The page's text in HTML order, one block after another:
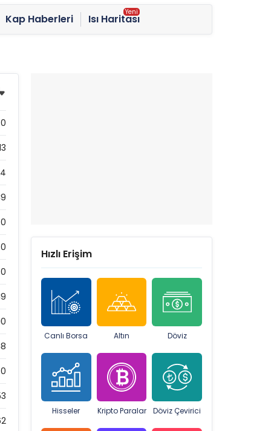
Kap Haberleri Isı Haritası
0
0
0
0
0
Hızlı Erişim
Canlı Borsa Altın Döviz
Hisseler Kripto Paralar Döviz Çevirici